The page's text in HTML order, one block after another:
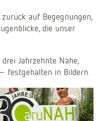
auf Begegnungen,
die unser
Jahrzehnte Nähe,
festgehalten in Bildern.